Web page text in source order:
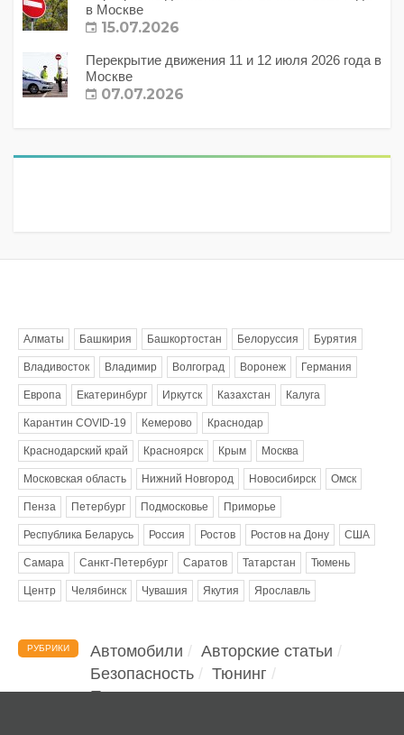
в Москве
15.07.2026
Перекрытие движения 11 и 12 июля 2026 года в
Москве
07.07.2026
Алматы Башкирия Башкортостан Белоруссия Бурятия
Владивосток Владимир Волгоград Воронеж Германия
Европа Екатеринбург Иркутск Казахстан Калуга
Карантин COVID-19 Кемерово Краснодар
Краснодарский край Красноярск Крым Москва
Московская область Нижний Новгород Новосибирск Омск
Пенза Петербург Подмосковье Приморье
Республика Беларусь Россия Ростов Ростов на Дону США
Самара Санкт-Петербург Саратов Татарстан Тюмень
Центр Челябинск Чувашия Якутия Ярославль
РУБРИКИ Автомобили
Авторские статьи
Безопасность
Тюнинг
Помощь водителю